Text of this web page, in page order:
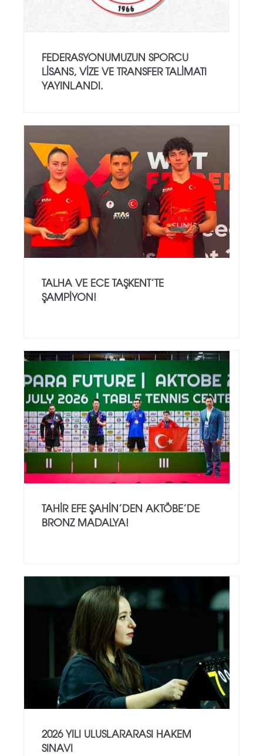
FEDERASYONUMUZUN SPORCU
LISANS, VIZE VE TRANSFER TALIMATI
YAYINLANDI.
TALHA VE ECE TAŞKENT’TE
ŞAMPIYON!
TAHIR EFE ŞAHIN’DEN AKTÖBE’DE
BRONZ MADALYA!
2026 YILI ULUSLARARASI HAKEM
SINAVI